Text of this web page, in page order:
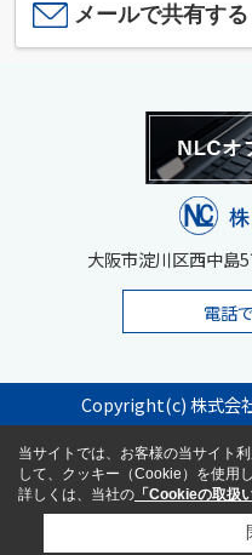
メールで共有する
大阪市淀川区西中島
電話
Copyright(c) 株式会
当サイトでは、お客様の当サイト
して、クッキー（Cookie）を使用し
詳しくは、当社の 「Cookieの取扱